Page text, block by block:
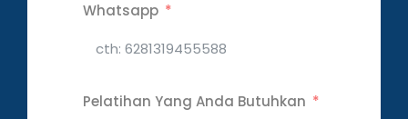
Whatsapp
Pelatihan Yang Anda Butuhkan